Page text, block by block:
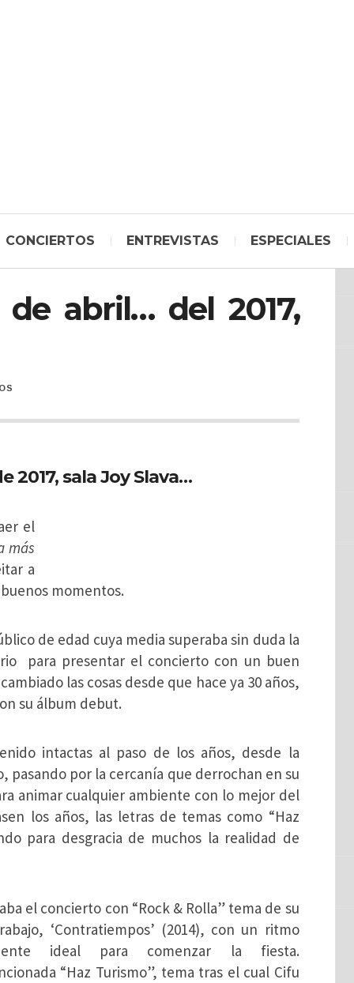
CONCIERTOS ENTREVISTAS ESPECIALES
de abril… del 2017,
2017, sala Joy Slava…
el
más
a
momentos.
de edad cuya media superaba sin duda la
para presentar el concierto con un buen
las cosas desde que hace ya 30 años,
su álbum debut.
intactas al paso de los años, desde la
pasando por la cercanía que derrochan en su
animar cualquier ambiente con lo mejor del
los años, las letras de temas como “Haz
para desgracia de muchos la realidad de
el concierto con “Rock & Rolla” tema de su
‘Contratiempos’ (2014), con un ritmo
ideal para comenzar la fiesta.
“Haz Turismo”, tema tras el cual Cifu